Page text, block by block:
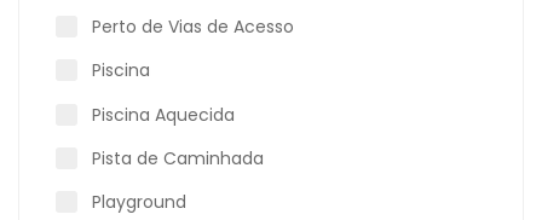
Perto de Vias de Acesso
Piscina
Piscina Aquecida
Pista de Caminhada
Playground